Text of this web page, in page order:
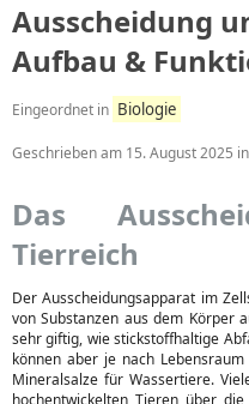
Ausscheidung
Aufbau &
Eingeordnet in Biologie
Geschrieben am 15. August 2025 in
Das
Tierreich
Der Ausscheidungsapparat im
von Substanzen aus dem Körper
sehr giftig, wie stickstoffhaltige
können aber je nach
Mineralsalze für Wassertiere.
hochentwickelten Tieren über